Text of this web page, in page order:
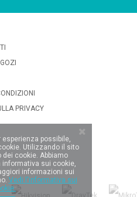
PRIVACY
esperienza possibile,
Utilizzando il sito
cookie. Abbiamo
informativa sui cookie,
informazioni sui
Vedi l'informativa sui